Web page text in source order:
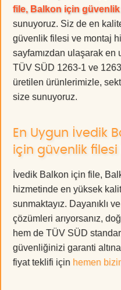
file, Balkon için
sunuyoruz. Siz de en
güvenlik filesi ve montaj
sayfamızdan ulaşarak
TÜV SÜD 1263-1 ve
üretilen ürünlerimizle,
size sunuyoruz.
En Uygun İvedik
için güvenlik filesi
İvedik Balkon için file,
hizmetinde en yüksek
sunmaktayız. Dayanıklı
çözümleri arıyorsanız,
hem de TÜV SÜD
güvenliğinizi garanti
fiyat teklifi için hemen